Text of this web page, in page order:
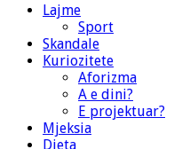
Lajme
Sport
Skandale
Kuriozitete
Aforizma
A e dini?
E projektuar?
Mjeksia
Dieta